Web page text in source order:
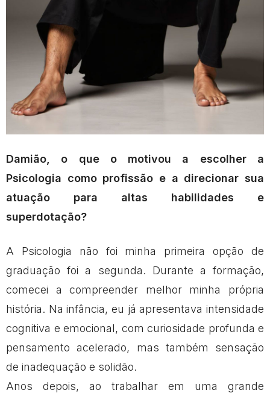
Damião, o que o motivou a escolher a
Psicologia como profissão e a direcionar sua
atuação para altas habilidades e
superdotação?
A Psicologia não foi minha primeira opção de
graduação foi a segunda. Durante a formação,
comecei a compreender melhor minha própria
história. Na infância, eu já apresentava intensidade
cognitiva e emocional, com curiosidade profunda e
pensamento acelerado, mas também sensação
de inadequação e solidão.
Anos depois, ao trabalhar em uma grande